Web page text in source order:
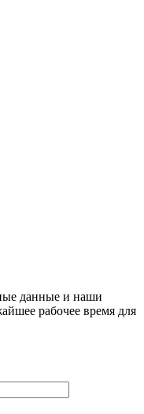
данные и наши
рабочее время для